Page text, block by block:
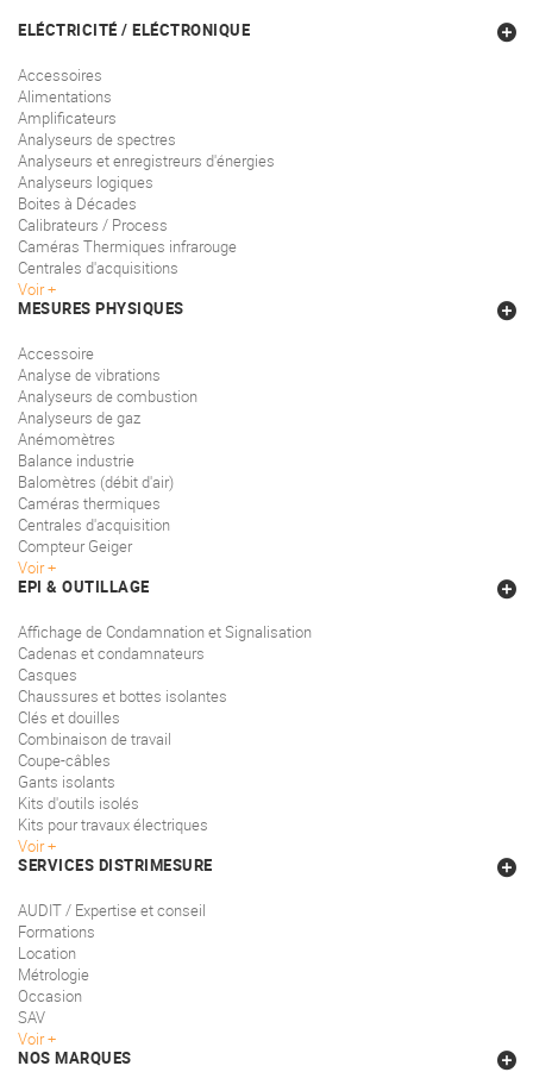
ELÉCTRICITÉ / ELÉCTRONIQUE
Accessoires
Alimentations
Amplificateurs
Analyseurs de spectres
Analyseurs et enregistreurs d'énergies
Analyseurs logiques
Boites à Décades
Calibrateurs / Process
Caméras Thermiques infrarouge
Centrales d'acquisitions
Voir
MESURES PHYSIQUES
Accessoire
Analyse de vibrations
Analyseurs de combustion
Analyseurs de gaz
Anémomètres
Balance industrie
Balomètres (débit d'air)
Caméras thermiques
Centrales d'acquisition
Compteur Geiger
Voir
EPI & OUTILLAGE
Affichage de Condamnation et Signalisation
Cadenas et condamnateurs
Casques
Chaussures et bottes isolantes
Clés et douilles
Combinaison de travail
Coupe-câbles
Gants isolants
Kits d'outils isolés
Kits pour travaux électriques
Voir
SERVICES DISTRIMESURE
AUDIT / Expertise et conseil
Formations
Location
Métrologie
Occasion
SAV
Voir
NOS MARQUES